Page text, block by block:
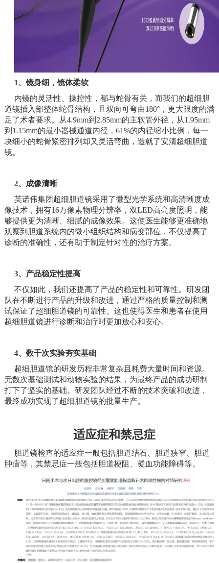
1、镜身细，镜体柔软
内镜的灵活性、操控性，都与蛇骨有关，而我们的超细胆
道镜插入部整体蛇骨结构，且双向可弯曲180°，更大限度的满
足了术者要求。从4.9mm到2.85mm的主软管外径，从1.95mm
到1.15mm的最小器械通道内径，61%的内径缩小比例，每一
块细小的蛇骨紧密排列却又灵活弯曲，造就了安清超细胆道
镜。
2、成像清晰
英诺伟集团超细胆道镜采用了微型光学系统和高清晰度成
像技术，拥有16万像素物理分辨率，双LED高亮度照明，能
够提供更为清晰、细腻的成像效果。这使医生能够更准确地
观察到胆道系统内的微小组织结构和病变部位，不仅提高了
诊断的准确性，还有助于制定针对性的治疗方案。
3、产品稳定性提高
不仅如此，我们还提高了产品的稳定性和可靠性。研发团
队在不断进行产品的升级和改进，通过严格的质量控制和测
试保证了超细胆道镜的可靠性。这也使得医生和患者在使用
超细胆道镜进行诊断和治疗时更加放心和安心。
4、数千次实验夯实基础
超细胆道镜的研发历程非常复杂且耗费大量时间和资源。
无数次基础测试和动物实验的结果，为最终产品的成功研制
打下了坚实的基础。研发团队经过不断的技术突破和改进，
最终成功实现了超细胆道镜的批量生产。
适应症和禁忌症
胆道镜检查的适应症一般包括胆道结石、胆道狭窄、胆道
肿瘤等，其禁忌症一般包括胆道梗阻、凝血功能障碍等。